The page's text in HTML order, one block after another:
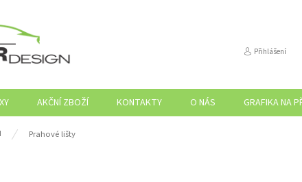
Přihlášení
AKČNÍ ZBOŽÍ KONTAKTY O NÁS GRAFIKA NA
Prahové lišty